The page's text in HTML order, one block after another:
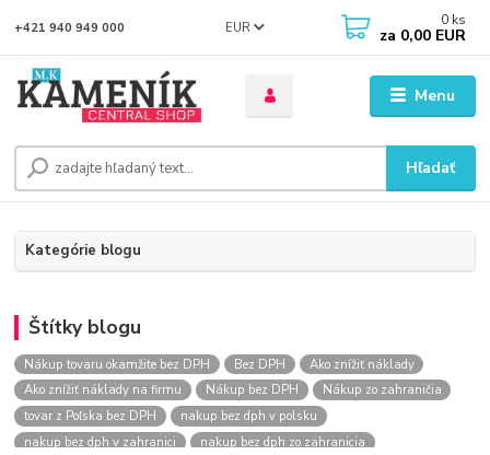
Menu
EUR
Hľadať
+421 940 949 000 0 ks
za 0,00 EUR
Kategórie blogu
Štítky blogu
Nákup tovaru okamžite bez DPH Bez DPH
Ako znížiť náklady
Ako znížiť náklady na firmu
Nákup bez DPH
Nákup zo zahraničia
tovar z Poľska bez DPH
nakup bez dph v polsku
nakup bez dph v zahranici
nakup bez dph zo zahranicia